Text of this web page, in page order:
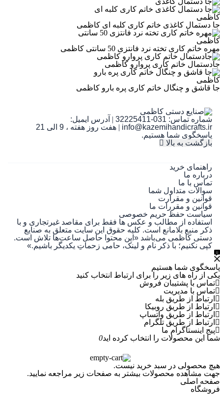
جا دستمال کاغذی خاتم کاری کلبه ای کاظمی
مهره خاتم کاری تخته نرد فانتزی 50 سانتی کاظمی
جادستمال خاتم کاری پروارو کاظمی
جا قاشق و چنگال خاتم کاری پره بارو کاظمی
شماره تماس: 031-32225411
| آدرس ایمیل:
info@kazemihandicrafts.ir
|
هفت روز هفته ، 9 الی 21
پاسخگوی شما هستیم.
بازگشت به بالا
راهنمای خرید
درباره ما
تماس با ما
سوالات متداول شما
قوانین و مقرارت
قوانین و مقررات ما
سیاست حفظ حریم خصوصی
استفاده از مطالب و عکس ها فقط برای مقاصد غیرتجاری و با
ذکر منبع بلامانع است. کلیه حقوق این سایت متعلق به صنایع
دستی کاظمی می‌باشد «این محتوا حاصل ساعت‌ها تلاش است.
کپی نکنیم؛ با ذکر نام و لینک، حامی زحماتِ یکدیگر باشیم.»
پاسخگوی شما هستیم
یکی از راه های زیر را برای ارتباط انتخاب کنید
تماس با پشتیبان فروش
تماس با مدیریت
ارتباط از طریق بله
ارتباط از طریق روبیکا
ارتباط از طریق واتساپ
ارتباط از طریق تلگرام
پیج اینستاگرام ما
شما این محصولات را انتخاب کرده اید0
هیچ محصولی در سبد خرید نیست.
جهت مشاهده محصولات بیشتر به صفحات زیر مراجعه نمایید.
صفحه اصلی
فروشگاه